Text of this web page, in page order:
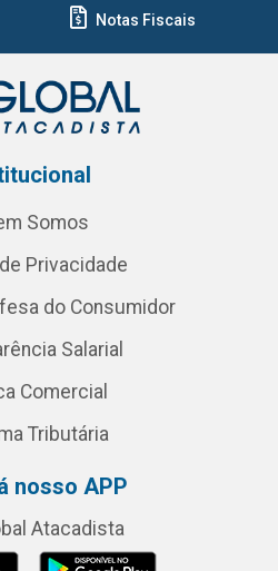
Notas Fiscais
Somos
Privacidade
do Consumidor
Salarial
Comercial
Tributária
nosso APP
Atacadista